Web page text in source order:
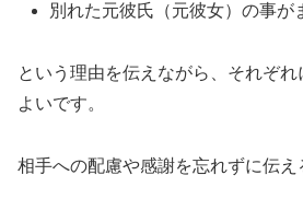
別れた元彼氏（元彼女）の事が
という理由を伝えながら、それぞ
よいです。
相手への配慮や感謝を忘れずに伝え